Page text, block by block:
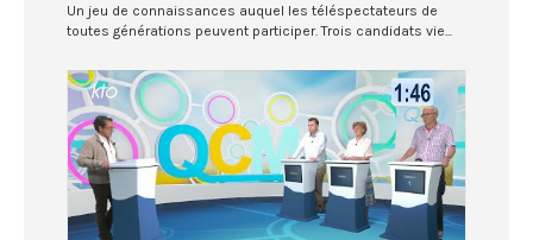
Un jeu de connaissances auquel les téléspectateurs de
toutes générations peuvent participer. Trois candidats vie...